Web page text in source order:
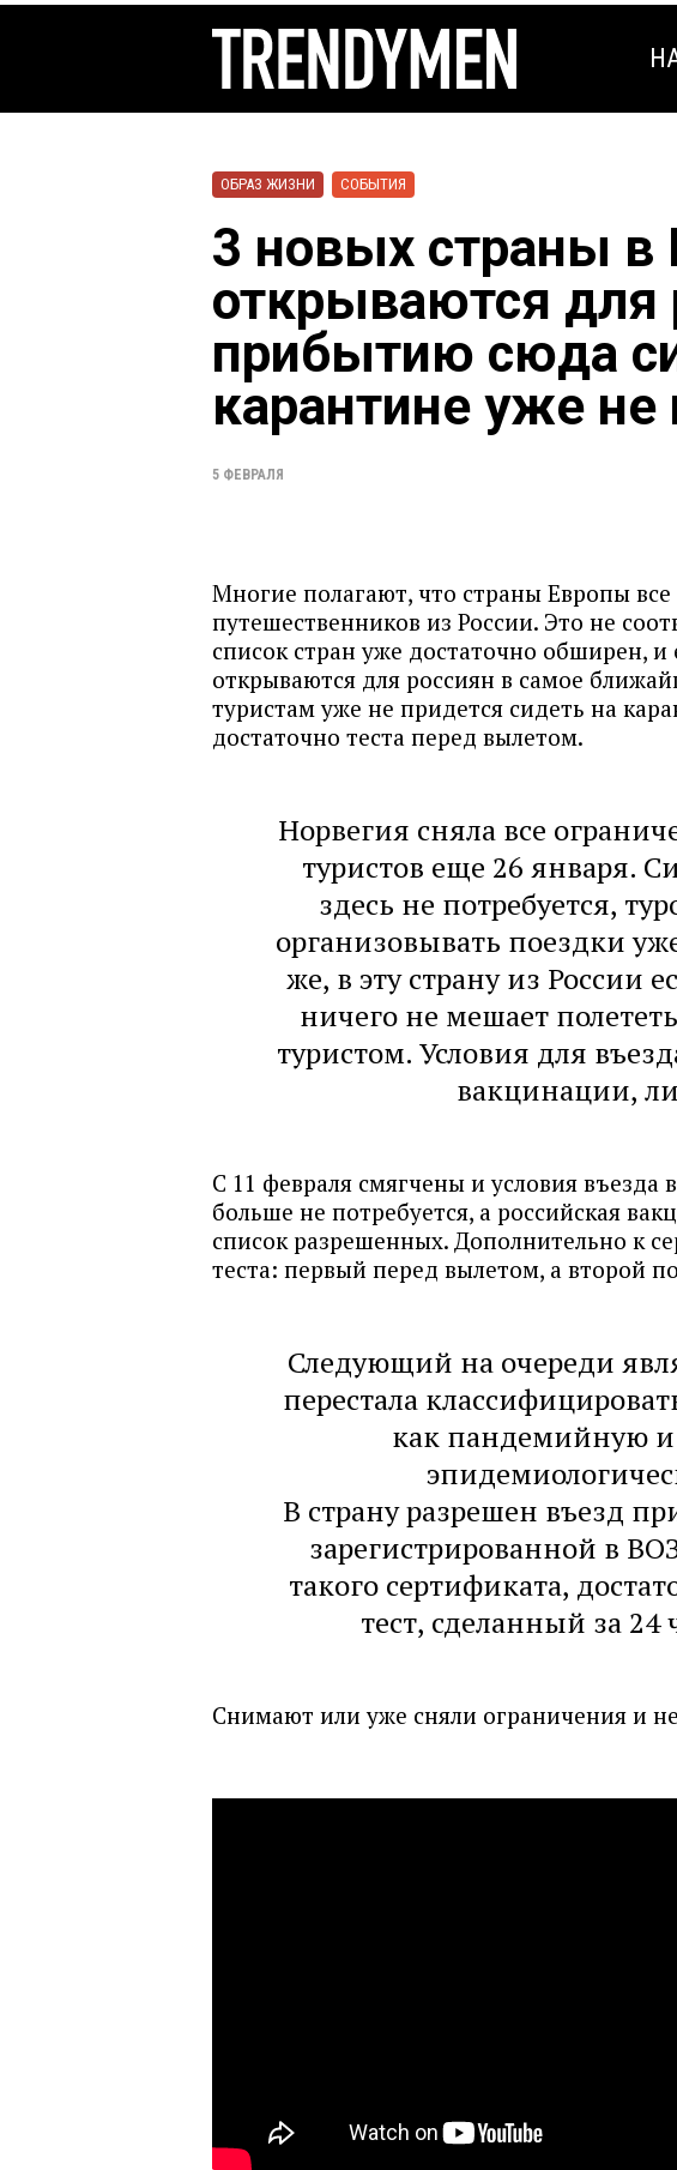
ОБРАЗ ЖИЗНИ СОБЫТИЯ
3 новых страны в
открываются для
прибытию сюда
карантине уже не
5 ФЕВРАЛЯ
Многие полагают, что страны Европы
путешественников из России. Это не
список стран уже достаточно обширен,
открываются для россиян в самое
туристам уже не придется сидеть на
достаточно теста перед вылетом.
Норвегия сняла все
туристов еще 26 января.
здесь не потребуется,
организовывать поездки
же, в эту страну из России
ничего не мешает
туристом. Условия для
вакцинации,
С 11 февраля смягчены и условия
больше не потребуется, а российская
список разрешенных. Дополнительно к
теста: первый перед вылетом, а второй
Следующий на очереди
перестала
как пандемийную и
В страну разрешен въезд
зарегистрированной в
такого сертификата,
тест, сделанный за 24
Снимают или уже сняли ограничения и